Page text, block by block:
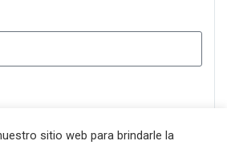
sitio web para brindarle la